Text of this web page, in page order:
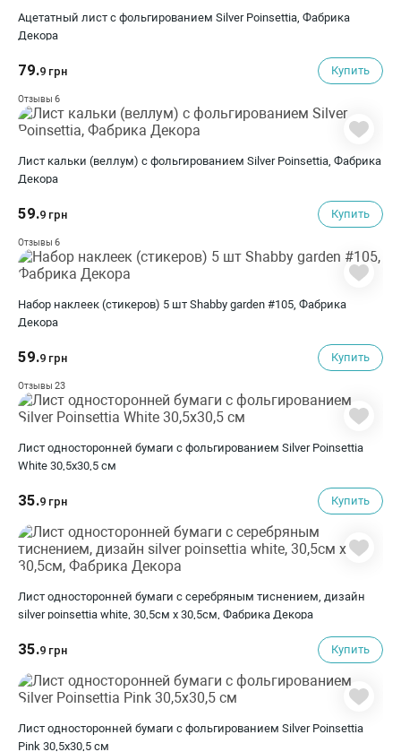
Ацетатный лист с фольгированием Silver Poinsettia, Фабрика
Декора
79.9 грн Купить
Отзывы 6
Лист кальки (веллум) с фольгированием Silver Poinsettia, Фабрика
Декора
59.9 грн Купить
Отзывы 6
Набор наклеек (стикеров) 5 шт Shabby garden #105, Фабрика
Декора
59.9 грн Купить
Отзывы 23
Лист односторонней бумаги с фольгированием Silver Poinsettia
White 30,5х30,5 см
35.9 грн Купить
Лист односторонней бумаги с серебряным тиснением, дизайн
silver poinsettia white, 30,5см х 30,5см, Фабрика Декора
35.9 грн Купить
Лист односторонней бумаги с фольгированием Silver Poinsettia
Pink 30,5х30,5 см